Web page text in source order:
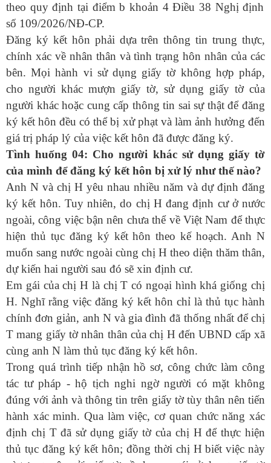
theo quy định tại điểm b khoản 4 Điều 38 Nghị định
số 109/2026/NĐ-CP.
Đăng ký kết hôn phải dựa trên thông tin trung thực,
chính xác về nhân thân và tình trạng hôn nhân của các
bên. Mọi hành vi sử dụng giấy tờ không hợp pháp,
cho người khác mượn giấy tờ, sử dụng giấy tờ của
người khác hoặc cung cấp thông tin sai sự thật để đăng
ký kết hôn đều có thể bị xử phạt và làm ảnh hưởng đến
giá trị pháp lý của việc kết hôn đã được đăng ký.
Tình huống 04: Cho người khác sử dụng giấy tờ
của mình để đăng ký kết hôn bị xử lý như thế nào?
Anh N và chị H yêu nhau nhiều năm và dự định đăng
ký kết hôn. Tuy nhiên, do chị H đang định cư ở nước
ngoài, công việc bận nên chưa thể về Việt Nam để thực
hiện thủ tục đăng ký kết hôn theo kế hoạch. Anh N
muốn sang nước ngoài cùng chị H theo diện thăm thân,
dự kiến hai người sau đó sẽ xin định cư.
Em gái của chị H là chị T có ngoại hình khá giống chị
H. Nghĩ rằng việc đăng ký kết hôn chỉ là thủ tục hành
chính đơn giản, anh N và gia đình đã thống nhất để chị
T mang giấy tờ nhân thân của chị H đến UBND cấp xã
cùng anh N làm thủ tục đăng ký kết hôn.
Trong quá trình tiếp nhận hồ sơ, công chứclàm công
tác tư pháp - hộ tịch nghi ngờ người có mặt không
đúng với ảnh và thông tin trên giấy tờ tùy thân nên tiến
hành xác minh. Qua làm việc, cơ quan chức năng xác
định chị T đã sử dụng giấy tờ của chị H để thực hiện
thủ tục đăng ký kết hôn; đồng thời chị H biết việc này